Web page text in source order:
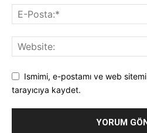
Ismimi, e-postamı ve web
tarayıcıya kaydet.